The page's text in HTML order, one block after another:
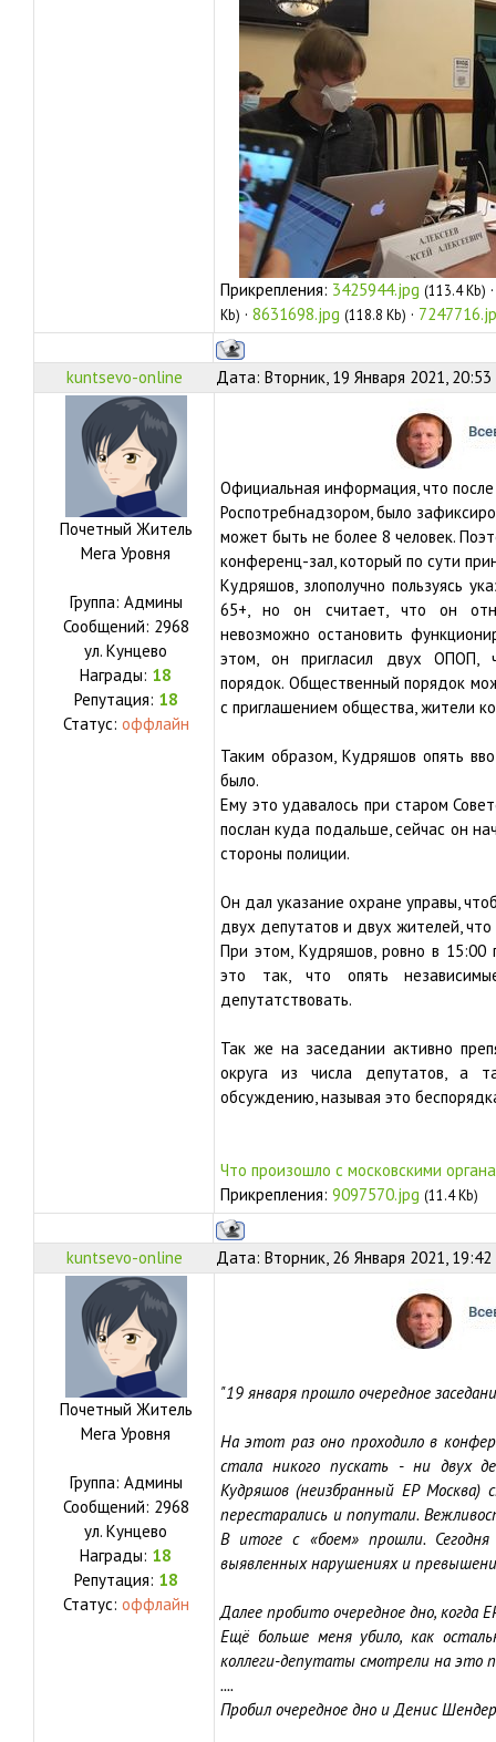
Прикрепления: 3425944.jpg (113.4 Kb)
Kb) · 8631698.jpg (118.8 Kb) ·
kuntsevo-online Дата: Вторник, 19 Января 2021,
Почетный Житель
Мега Уровня
Группа: Админы
Сообщений: 2968
ул. Кунцево
Награды: 18
Репутация: 18
Статус: оффлайн
Официальная информация, что
Роспотребнадзором, было
может быть не более 8 человек.
конференц-зал, который по сути
Кудряшов, злополучно пользуясь
65+, но он считает, что он
невозможно остановить
этом, он пригласил двух ОПОП,
порядок. Общественный порядок
с приглашением общества, жители
Таким образом, Кудряшов опять
было.
Ему это удавалось при старом
послан куда подальше, сейчас он
стороны полиции.
Он дал указание охране управы,
двух депутатов и двух жителей,
При этом, Кудряшов, ровно в 15:00
это так, что опять
депутатствовать.
Так же на заседании активно
округа из числа депутатов, а
обсуждению, называя это
Что произошло с московскими
Прикрепления: 9097570.jpg (11.4 Kb)
kuntsevo-online Дата: Вторник, 26 Января 2021,
Почетный Житель
Мега Уровня
Группа: Админы
Сообщений: 2968
ул. Кунцево
Награды: 18
Репутация: 18
Статус: оффлайн
"19 января прошло очередное
На этот раз оно проходило в
стала никого пускать - ни двух
Кудряшов (неизбранный ЕР Москва)
перестарались и попутали.
В итоге с «боем» прошли.
выявленных нарушениях и
Далее пробито очередное дно, когда
Ещё больше меня убило, как
коллеги-депутаты смотрели на это
....
Пробил очередное дно и Денис